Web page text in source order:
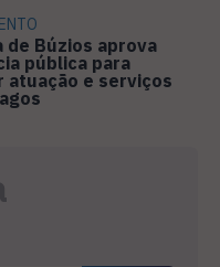
de Búzios aprova
pública para
atuação e serviços